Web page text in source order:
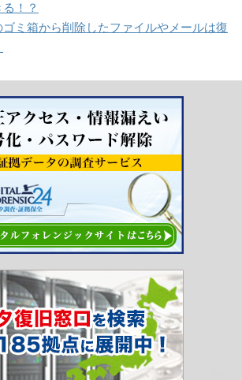
！？
ミ箱から削除したファイルやメールは復